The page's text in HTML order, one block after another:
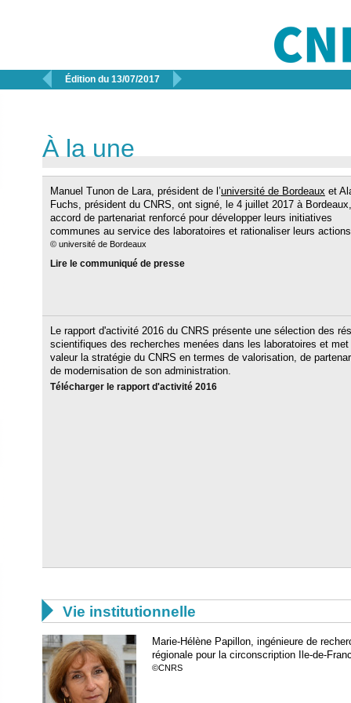
 Édition du 13/07/2017 
À la une
Manuel Tunon de Lara, président de l’université de Bordeaux et
Fuchs, président du CNRS, ont signé, le 4 juillet 2017 à
accord de partenariat renforcé pour développer leurs initiatives
communes au service des laboratoires et rationaliser leurs
© université de Bordeaux
Lire le communiqué de presse
Le rapport d'activité 2016 du CNRS présente une sélection des
scientifiques des recherches menées dans les laboratoires et met
valeur la stratégie du CNRS en termes de valorisation, de
de modernisation de son administration.
Télécharger le rapport d'activité 2016
 Vie institutionnelle
Marie-Hélène Papillon, ingénieure de
régionale pour la circonscription Ile-de-
©CNRS